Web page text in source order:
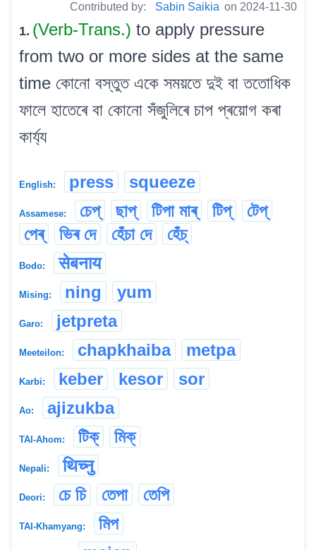
Contributed by: Sabin Saikia on 2024-11-30
1. (Verb-Trans.) to apply pressure
from two or more sides at the same
time কোনো বস্তুত একে সময়তে দুই বা ততোধিক
ফালে হাতেৰে বা কোনো সঁজুলিৰে চাপ প্ৰয়োগ কৰা
কাৰ্য্য
English: press squeeze
Assamese: চেপ্ ছাপ্ টিপা মাৰ্ টিপ্
টেপ্
পেৰ্‌
ভিৰ দে হেঁচা দে হেঁচ্
Bodo: सेबनाय
Mising: ning yum
Garo: jetpreta
Meeteilon: chapkhaiba metpa
Karbi: keber kesor sor
Ao: ajizukba
TAI-Ahom: টিক্ মিক্
Nepali: थिच्नु
Deori: চে চি তেপা তেপি
TAI-Khamyang:
মিপ